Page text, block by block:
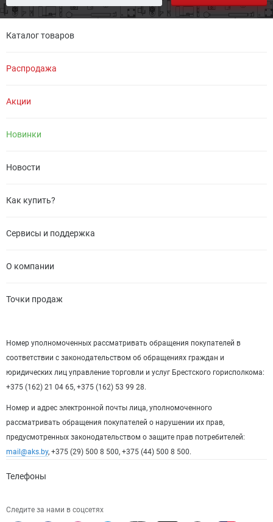
Каталог товаров
Распродажа
Акции
Новинки
Новости
Как купить?
Сервисы и поддержка
О компании
Точки продаж
Номер уполномоченных рассматривать обращения покупателей в
соответствии с законодательством об обращениях граждан и
юридических лиц управление торговли и услуг Брестского горисполкома:
+375 (162) 21 04 65, +375 (162) 53 99 28.
Номер и адрес электронной почты лица, уполномоченного
рассматривать обращения покупателей о нарушении их прав,
предусмотренных законодательством о защите прав потребителей:
mail@aks.by, +375 (29) 500 8 500, +375 (44) 500 8 500.
Телефоны
Следите за нами в соцсетях